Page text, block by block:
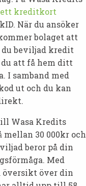
ett kreditkort
När du ansöker
bolaget att
beviljad kredit
du att få hem ditt
I samband med
ut och du kan
Wasa Kredits
30 000kr och
beror på din
Med
översikt över din